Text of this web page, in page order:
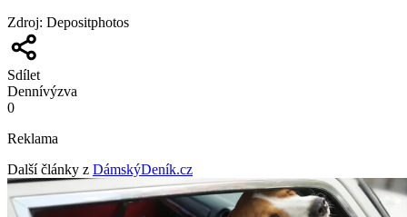
Zdroj: Depositphotos
Sdílet
Dennívýzva
0
Reklama
Další články z DámskýDeník.cz